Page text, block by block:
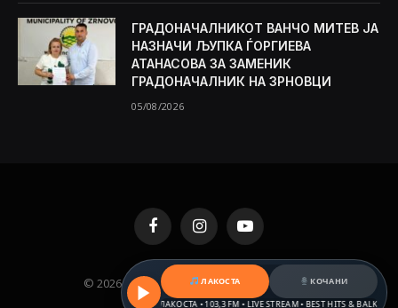
ГРАДОНАЧАЛНИКОТ ВАНЧО МИТЕВ ЈА
НАЗНАЧИ ЉУПКА ЃОРГИЕВА
АТАНАСОВА ЗА ЗАМЕНИК
ГРАДОНАЧАЛНИК НА ЗРНОВЦИ
05/08/2026
FacebookInstagramYouTube
© 2026 KAMENICA.MK. Designed by MKNET.
ЛАКОСТА
КОЧАНИ
РАДИО ЛАКОСТА • 103,3 FM • LIVE STREAM • BEST HITS & BALKAN BEATS